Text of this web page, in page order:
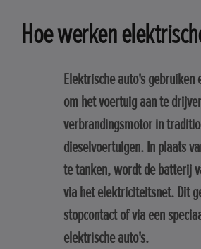
Hoe werken
Elektrische auto's
om het voertuig aan te
verbrandingsmotor in
dieselvoertuigen. In plaats
te tanken, wordt de batterij
via het elektriciteitsnet. Dit
stopcontact of via een
elektrische auto's.